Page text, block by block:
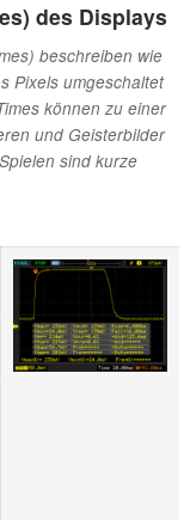
des Displays
beschreiben wie
Pixels umgeschaltet
können zu einer
und Geisterbilder
sind kurze